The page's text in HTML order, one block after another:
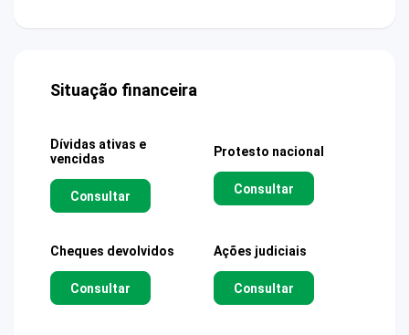
Situação financeira
Dívidas ativas e
vencidas
Consultar
Protesto nacional
Consultar
Cheques devolvidos
Consultar
Ações judiciais
Consultar